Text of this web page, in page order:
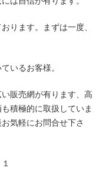
ります。まずは一度、
ているお客様。
販売網が有ります、高
積極的に取扱していま
気軽にお問合せ下さ